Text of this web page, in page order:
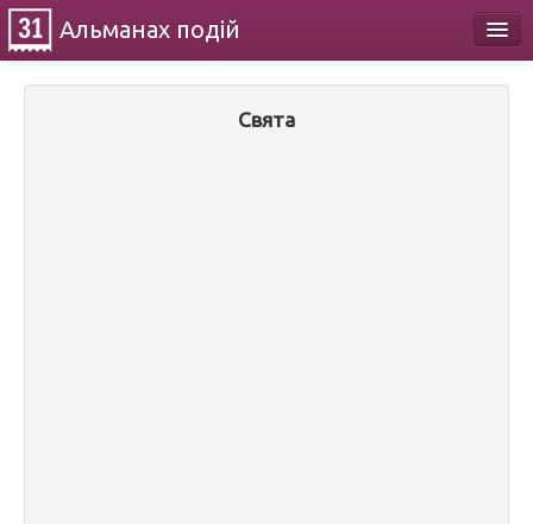
Альманах подій
Свята